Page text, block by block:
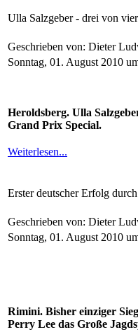
Ulla Salzgeber - drei von
Geschrieben von: Dieter
Sonntag, 01. August 2010
Heroldsberg. Ulla
Grand Prix Special.
Weiterlesen...
Erster deutscher Erfolg
Geschrieben von: Dieter
Sonntag, 01. August 2010
Rimini. Bisher einziger
Perry Lee das Große